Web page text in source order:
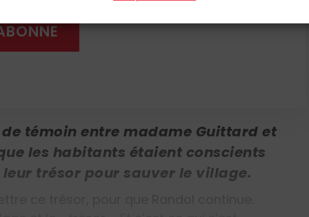
était née en 1843, et elle-même avait
trésor a toujours été confié à une fille,
reste au village. C’est ainsi que madame
témoin entre madame Guittard et
les habitants étaient conscients
trésor pour sauver le village.